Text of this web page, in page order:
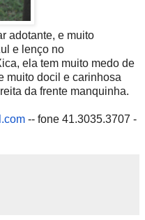
adotante, e muito
e lenço no
ela tem muito medo de
muito docil e carinhosa
da frente manquinha.
-- fone 41.3035.3707 -